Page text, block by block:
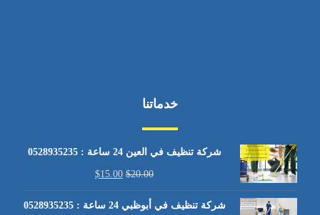
خدماتنا
شركة تنظيف في العين 24 ساعة : 0528935235
$20.00
$15.00
شركة تنظيف في أبوظبي 24 ساعة : 0528935235